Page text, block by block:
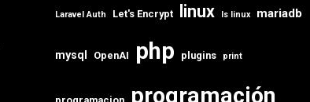
Laravel Auth Let's Encrypt linux ls linux mariadb
mysql OpenAI php plugins print
programación